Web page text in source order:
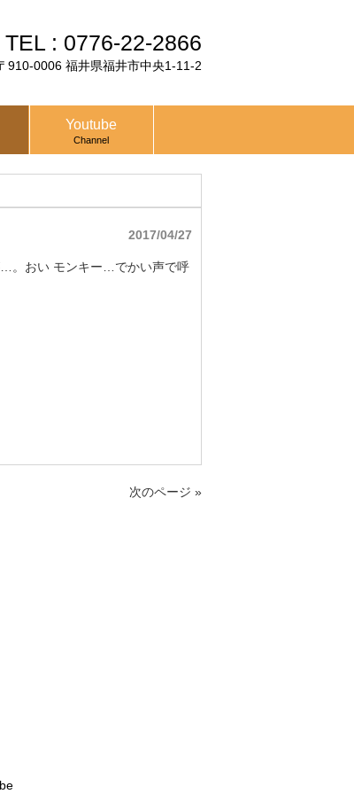
TEL : 0776-22-2866
910-0006 福井県福井市中央1-11-2
Youtube
Channel
2017/04/27
…。おい モンキー…でかい声で呼
次のページ »